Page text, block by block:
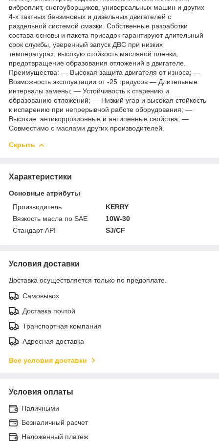
виброплит, снегоуборщиков, универсальных машин и других
4-х тактных бензиновых и дизельных двигателей с
раздельной системой смазки. Собственные разработки
состава основы и пакета присадок гарантируют длительный
срок службы, уверенный запуск ДВС при низких
температурах, высокую стойкость масляной пленки,
предотвращение образования отложений в двигателе.
Преимущества: — Высокая защита двигателя от износа; —
Возможность эксплуатации от -25 градусов — Длительные
интервалы замены; — Устойчивость к старению и
образованию отложений; — Низкий угар и высокая стойкость
к испарению при непрерывной работе оборудования; —
Высокие антикоррозионные и антипенные свойства; —
Совместимо с маслами других производителей.
Скрыть
Характеристики
Основные атрибуты
Производитель
KERRY
Вязкость масла по SAE
10W-30
Стандарт API
SJ/CF
Условия доставки
Доставка осуществляется только по предоплате.
Самовывоз
Доставка почтой
Транспортная компания
Адресная доставка
Все условия доставки
Условия оплаты
Наличными
Безналичный расчет
Наложенный платеж